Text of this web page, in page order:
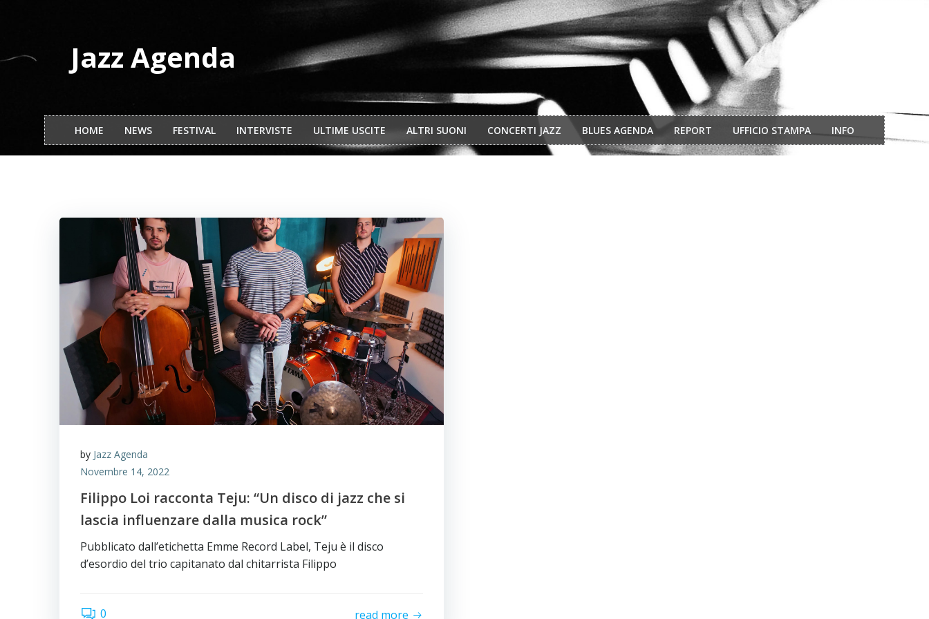
Jazz Agenda
HOME NEWS FESTIVAL INTERVISTE ULTIME USCITE ALTRI SUONI CONCERTI JAZZ BLUES AGENDA REPORT UFFICIO STAMPA INFO
by Jazz Agenda
Novembre 14, 2022
Filippo Loi racconta Teju: “Un disco di jazz che si
lascia influenzare dalla musica rock”
Pubblicato dall’etichetta Emme Record Label, Teju è il disco
d’esordio del trio capitanato dal chitarrista Filippo
0 read more